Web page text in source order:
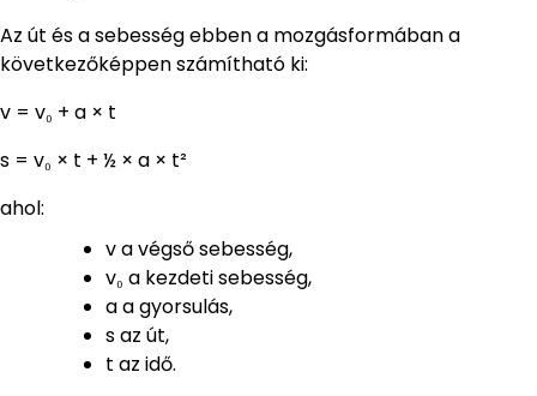
Az út és a sebesség ebben a mozgásformában a
következőképpen számítható ki:
v = v₀ + a × t
s = v₀ × t + ½ × a × t²
ahol:
v a végső sebesség,
v₀ a kezdeti sebesség,
a a gyorsulás,
s az út,
t az idő.